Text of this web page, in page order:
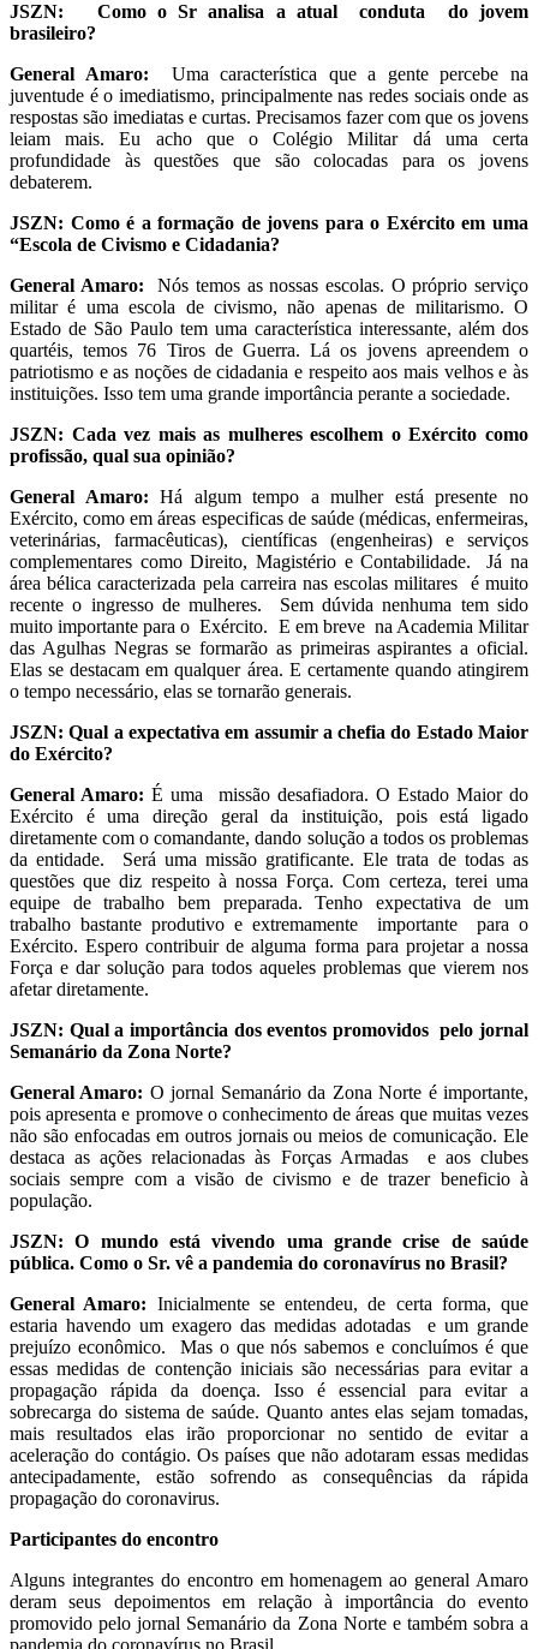
JSZN: Como o Sr analisa a atual conduta do jovem
brasileiro?
General Amaro:
Uma característica que a gente percebe na
juventude é o imediatismo, principalmente nas redes sociais onde as
respostas são imediatas e curtas. Precisamos fazer com que os jovens
leiam mais. Eu acho que o Colégio Militar dá uma certa
profundidade às questões que são colocadas para os jovens
debaterem.
JSZN: Como é a formação de jovens para o Exército em uma
“Escola de Civismo e Cidadania?
General Amaro: Nós temos as nossas escolas. O próprio serviço
militar é uma escola de civismo, não apenas de militarismo. O
Estado de São Paulo tem uma característica interessante, além dos
quartéis, temos 76 Tiros de Guerra. Lá os jovens apreendem o
patriotismo e as noções de cidadania e respeito aos mais velhos e às
instituições. Isso tem uma grande importância perante a sociedade.
JSZN: Cada vez mais as mulheres escolhem o Exército como
profissão, qual sua opinião?
General Amaro: Há algum tempo a mulher está presente no
Exército, como em áreas especificas de saúde (médicas, enfermeiras,
veterinárias, farmacêuticas), científicas (engenheiras) e serviços
complementares como Direito, Magistério e Contabilidade. Já na
área bélica caracterizada pela carreira nas escolas militares é muito
recente o ingresso de mulheres. Sem dúvida nenhuma tem sido
muito importante para o Exército. E em breve na Academia Militar
das Agulhas Negras se formarão as primeiras aspirantes a oficial.
Elas se destacam em qualquer área. E certamente quando atingirem
o tempo necessário, elas se tornarão generais.
JSZN: Qual a expectativa em assumir a chefia do Estado Maior
do Exército?
General Amaro: É uma missão desafiadora. O Estado Maior do
Exército é uma direção geral da instituição, pois está ligado
diretamente com o comandante, dando solução a todos os problemas
da entidade. Será uma missão gratificante. Ele trata de todas as
questões que diz respeito à nossa Força. Com certeza, terei uma
equipe de trabalho bem preparada. Tenho expectativa de um
trabalho bastante produtivo e extremamente importante para o
Exército. Espero contribuir de alguma forma para projetar a nossa
Força e dar solução para todos aqueles problemas que vierem nos
afetar diretamente.
JSZN: Qual a importância dos eventos promovidos pelo jornal
Semanário da Zona Norte?
General Amaro: O jornal Semanário da Zona Norte é importante,
pois apresenta e promove o conhecimento de áreas que muitas vezes
não são enfocadas em outros jornais ou meios de comunicação. Ele
destaca as ações relacionadas às Forças Armadas e aos clubes
sociais sempre com a visão de civismo e de trazer beneficio à
população.
JSZN: O mundo está vivendo uma grande crise de saúde
pública. Como o Sr. vê a pandemia do coronavírus no Brasil?
General Amaro: Inicialmente se entendeu, de certa forma, que
estaria havendo um exagero das medidas adotadas e um grande
prejuízo econômico. Mas o que nós sabemos e concluímos é que
essas medidas de contenção iniciais são necessárias para evitar a
propagação rápida da doença. Isso é essencial para evitar a
sobrecarga do sistema de saúde. Quanto antes elas sejam tomadas,
mais resultados elas irão proporcionar no sentido de evitar a
aceleração do contágio. Os países que não adotaram essas medidas
antecipadamente, estão sofrendo as consequências da rápida
propagação do coronavirus.
Participantes do encontro
Alguns integrantes do encontro em homenagem ao general Amaro
deram seus depoimentos em relação à importância do evento
promovido pelo jornal Semanário da Zona Norte e também sobra a
pandemia do coronavírus no Brasil.